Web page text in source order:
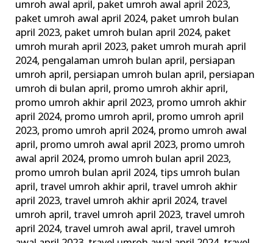
umroh awal april, paket umroh awal april 2023,
paket umroh awal april 2024, paket umroh bulan
april 2023, paket umroh bulan april 2024, paket
umroh murah april 2023, paket umroh murah april
2024, pengalaman umroh bulan april, persiapan
umroh april, persiapan umroh bulan april, persiapan
umroh di bulan april, promo umroh akhir april,
promo umroh akhir april 2023, promo umroh akhir
april 2024, promo umroh april, promo umroh april
2023, promo umroh april 2024, promo umroh awal
april, promo umroh awal april 2023, promo umroh
awal april 2024, promo umroh bulan april 2023,
promo umroh bulan april 2024,tips umroh bulan
april,travel umroh akhir april,travel umroh akhir
april 2023,travel umroh akhir april 2024,travel
umroh april,travel umroh april 2023,travel umroh
april 2024,travel umroh awal april,travel umroh